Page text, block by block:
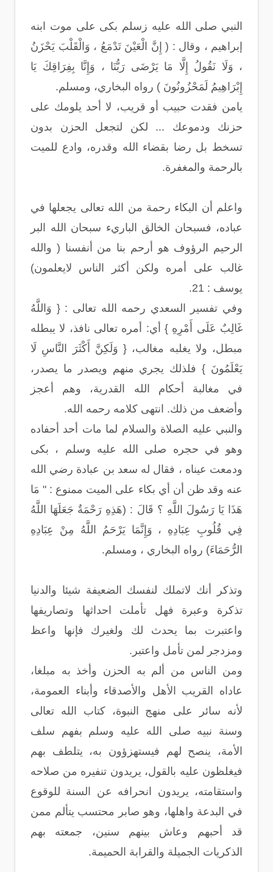
النبي صلى الله عليه زسلم بكى على موت ابنه
إبراهيم ، وقال : ( إِنَّ الْعَيْنَ تَدْمَعُ ، وَالْقَلْبَ يَحْزَنُ
، وَلَا نَقُولُ إِلَّا مَا يَرْضَى رَبُّنَا ، وَإِنَّا بِفِرَاقِكَ يَا
إِبْرَاهِيمُ لَمَحْزُونُونَ ) رواه البخاري، ومسلم.
يامن فقدت حبيب أو قريب، لا أحد يلومك على
حزنك ودموعك ... لكن لتجعل الحزن بدون
تسخط بل رضا بقضاء الله وقدره، وادع للميت
بالرحمة والمغفرة.
واعلم أن البكاء رحمة من الله تعالى يجعلها في
عباده، فسبحان الخالق الباريء سبحان الله البر
الرحيم الرؤوف هو أرحم بنا من أنفسنا ( والله
غالب على أمره ولكن أكثر الناس لايعلمون)
يوسف : 21.
وفي تفسير السعدي رحمه الله تعالى : { وَاللَّهُ
غَالِبٌ عَلَى أَمْرِهِ } أي: أمره تعالى نافذ، لا يبطله
مبطل، ولا يغلبه مغالب، { وَلَكِنَّ أَكْثَرَ النَّاسِ لَا
يَعْلَمُونَ } فلذلك يجري منهم ويصدر ما يصدر،
في مغالبة أحكام الله القدرية، وهم أعجز
وأضعف من ذلك. انتهى كلامه رحمه الله.
والنبي عليه الصلاة والسلام لما مات أحد أحفاده
وهو في حجره صلى الله عليه وسلم ، بكى
ودمعت عيناه ، فقال له سعد بن عبادة رضي الله
عنه وقد ظن أن أي بكاء على الميت ممنوع : " مَا
هَذَا يَا رَسُولَ اللَّهِ ؟ قَالَ : (هَذِهِ رَحْمَةٌ جَعَلَهَا اللَّهُ
فِي قُلُوبِ عِبَادِهِ ، وَإِنَّمَا يَرْحَمُ اللَّهُ مِنْ عِبَادِهِ
الرُّحَمَاءَ) رواه البخاري ، ومسلم.
وتذكر أنك لاتملك لنفسك الضعيفة شيئا والدنيا
تذكرة وعبرة فهل تأملت احداثها وتصاريفها
واعتبرت بما يحدث لك ولغيرك فإنها واعظ
ومزدجر لمن تأمل واعتبر.
ومن الناس من ألم به الحزن وأخذ به مبلغا،
عاداه القريب الأهل والأصدقاء وأبناء العمومة،
لأنه سائر على منهج النبوة، كتاب الله تعالى
وسنة نبيه صلى الله عليه وسلم بفهم سلف
الأمة، ينصح لهم فيستهزؤون به، يتلطف بهم
فيغلظون عليه بالقول، يريدون تنفيره من صلاحه
واستقامته، يريدون انحرافه عن السنة للوقوع
في البدعة واهلها، وهو صابر محتسب يتألم ممن
قد أحبهم وعاش بينهم سنين، جمعته بهم
الذكريات الجميلة والقرابة الحميمة.